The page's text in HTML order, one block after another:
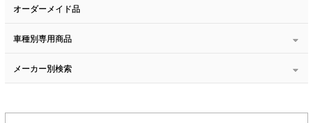
オーダーメイド品
車種別専用商品
メーカー別検索